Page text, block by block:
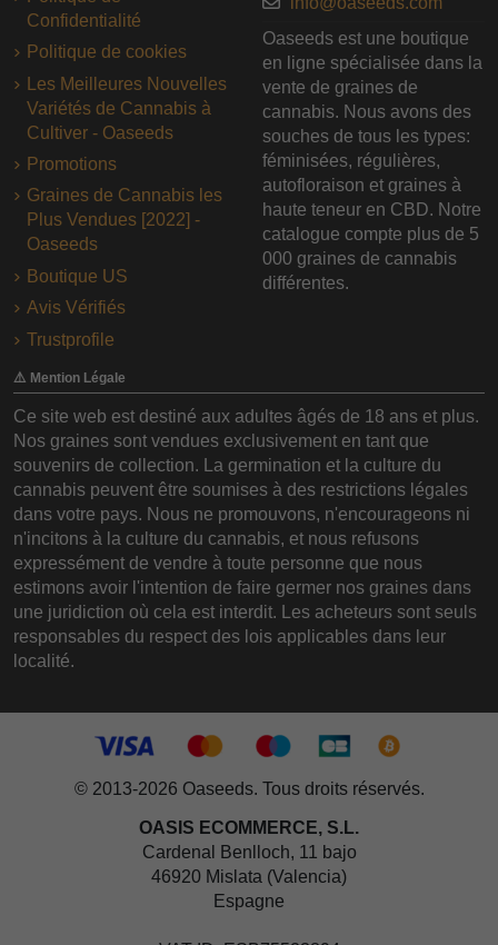
Confidentialité
Politique de cookies
Les Meilleures Nouvelles
Variétés de Cannabis à
Cultiver - Oaseeds
Promotions
Graines de Cannabis les
Plus Vendues [2022] -
Oaseeds
Boutique US
Avis Vérifiés
Trustprofile
Oaseeds est une boutique
en ligne spécialisée dans la
vente de graines de
cannabis. Nous avons des
souches de tous les types:
féminisées, régulières,
autofloraison et graines à
haute teneur en CBD. Notre
catalogue compte plus de 5
000 graines de cannabis
différentes.
⚠️ Mention Légale
Ce site web est destiné aux adultes âgés de 18 ans et plus.
Nos graines sont vendues exclusivement en tant que
souvenirs de collection. La germination et la culture du
cannabis peuvent être soumises à des restrictions légales
dans votre pays. Nous ne promouvons, n'encourageons ni
n'incitons à la culture du cannabis, et nous refusons
expressément de vendre à toute personne que nous
estimons avoir l'intention de faire germer nos graines dans
une juridiction où cela est interdit. Les acheteurs sont seuls
responsables du respect des lois applicables dans leur
localité.
© 2013-2026 Oaseeds. Tous droits réservés.
OASIS ECOMMERCE, S.L.
Cardenal Benlloch, 11 bajo
46920 Mislata (Valencia)
Espagne